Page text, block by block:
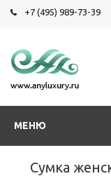
+7 (495) 989-73-39
МЕНЮ
Сумка